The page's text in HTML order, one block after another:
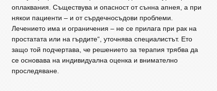
оплаквания. Съществува и опасност от сънна апнея, а при
някои пациенти – и от сърдечносъдови проблеми.
Лечението има и ограничения – не се прилага при рак на
простатата или на гърдите“, уточнява специалистът. Ето
защо той подчертава, че решението за терапия трябва да
се основава на индивидуална оценка и внимателно
проследяване.